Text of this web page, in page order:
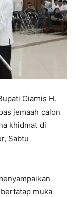
Ciamis H.
jemaah calon
khidmat di
Sabtu
muka